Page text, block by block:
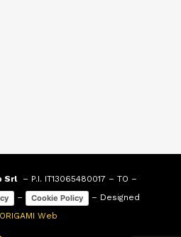
Srl– P.I. IT13065480017 – TO –
– Cookie Policy
– Designed
ORIGAMI Web